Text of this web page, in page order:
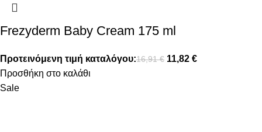
Frezyderm Baby Cream 175 ml
Προτεινόμενη τιμή καταλόγου:16,91€ 11,82 €
Προσθήκη στο καλάθι
Sale